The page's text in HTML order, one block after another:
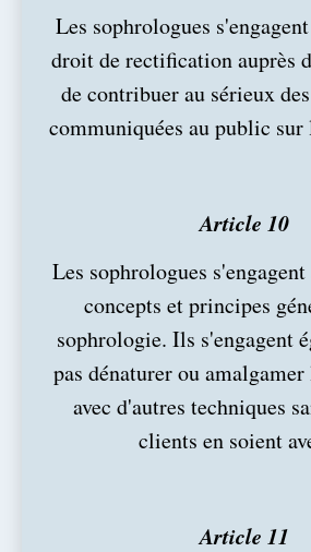
Les sophrologues
droit de rectification auprès
de contribuer au sérieux
communiquées au public
Article 10
Les sophrologues
concepts et principes
sophrologie. Ils s'engagent
pas dénaturer ou
avec d'autres techniques
clients en soient
Article 11